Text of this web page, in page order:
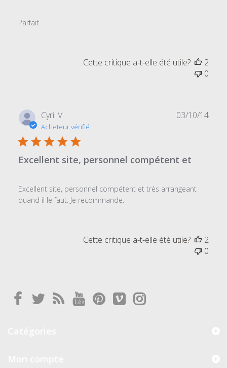
Parfait
Cette critique a-t-elle été utile?
2
0
Cyril V.
Acheteur vérifié
Excellent site, personnel compétent et
Excellent site, personnel compétent et très arrangeant
quand il le faut. Je recommande.
Date
03/10/14
Cette critique a-t-elle été utile?
2
0